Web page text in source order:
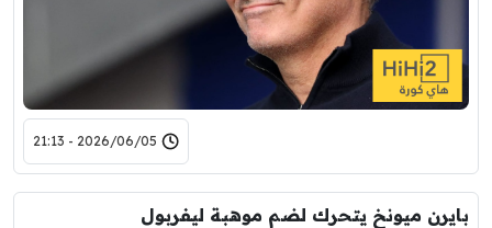
2026/06/05 - 21:13
بايرن ميونخ يتحرك لضم موهبة ليفربول